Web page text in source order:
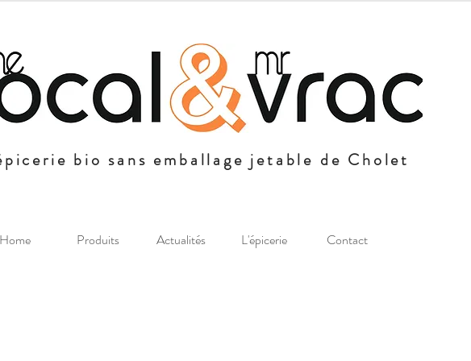
bio sans emballage jetable de Cholet
Produits Actualités L'épicerie Contact